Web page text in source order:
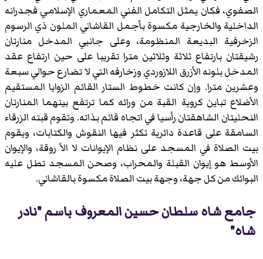
الصفوي، فكان يمثل التكامل الفني المعماري الإسلامي فجدرانه
الداخلية والخارجية مكسوة بأجمل القاشاني الملون ذي الرسوم
الزخرفية البديعة المنظومة، وعلى جانبي المدخل منارتان
رشيقتان بارتفاع ثلاثة وثلاثين مترا تقريبا على حين ارتفاع عقد
المدخل بلونه الأزرق اللازوردي وزخارفه التي لا تضارع حوالي سبعة
وعشرين مترا. وإن كانت خطوط الستار القائم الزوايا المستقيم
الأضلاع تباين كروية القبة من ورائه كما ترتفع بينهما المنارتان
النحليتان الشاهقتان رأسيا في اتجاه قائم بذاته. وتقوم قبته الزرقاء
السامقة على قاعدة دائرية تكثر فيها النقوش والكتابات، ويقوم
بيت الصلاة في المسجد على نظام الإيوانات لا الأ روقة، والإيوان
الأوسط هو إيوان القبلة والمحراب، وصحن المسجد تطل عليه
البوائك من كل جهة، وجهة بيت الصلاة مكسوة بالقاشاني.
جامع شاه سلطان حسين المعروف باسم "نادر
شاه"